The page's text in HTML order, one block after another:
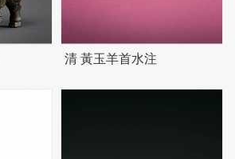
清 黃玉羊首水注